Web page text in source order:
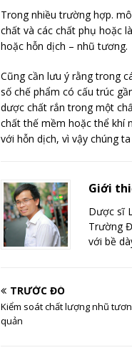
Trong nhiều trường hợp.
chất và các chất phụ hoặc
hoặc hỗn dịch – nhũ tương.
Cũng cần lưu ý rằng trong
số chế phẩm có cấu trúc
dược chất rắn trong một
chất thế mềm hoặc thể khí
với hỗn dịch, vì vậy chúng
Giới
Dược sĩ
Trường
với bề
TRƯỚC ĐÓ
Kiểm soát chất lượng nhũ
quản